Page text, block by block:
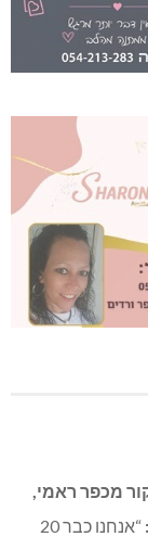
מכפר ראמי,
“אנחנו כבר 20